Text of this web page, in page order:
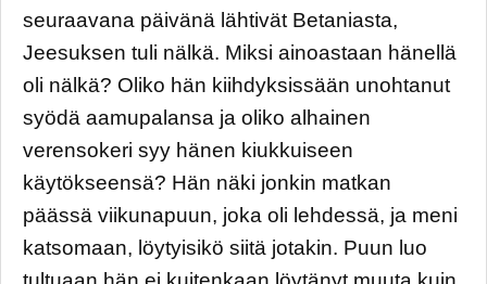
seuraavana päivänä lähtivät Betaniasta,
Jeesuksen tuli nälkä. Miksi ainoastaan hänellä
oli nälkä? Oliko hän kiihdyksissään unohtanut
syödä aamupalansa ja oliko alhainen
verensokeri syy hänen kiukkuiseen
käytökseensä? Hän näki jonkin matkan
päässä viikunapuun, joka oli lehdessä, ja meni
katsomaan, löytyisikö siitä jotakin. Puun luo